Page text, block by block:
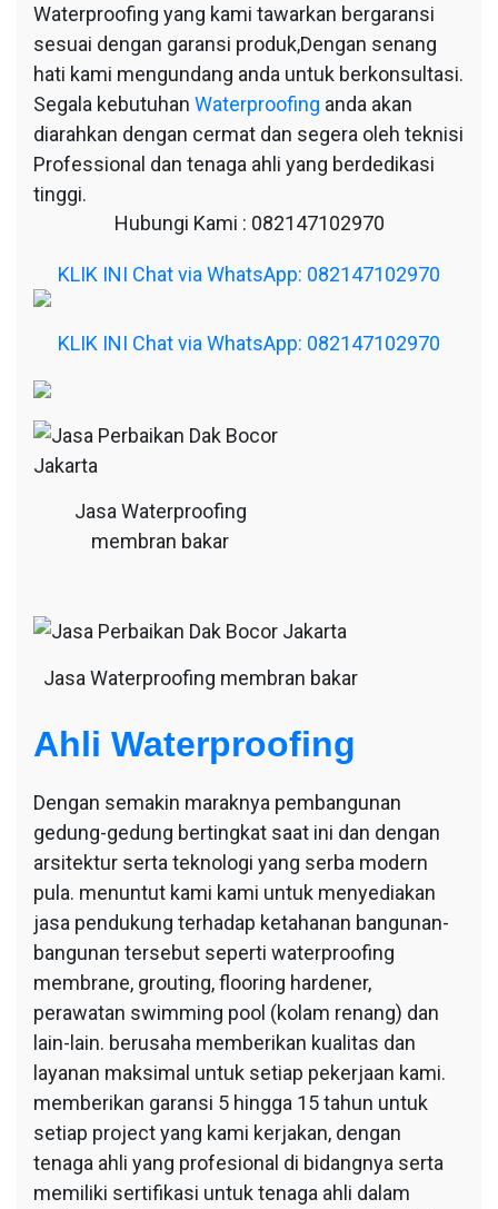
Waterproofing yang kami tawarkan bergaransi
sesuai dengan garansi produk,Dengan senang
hati kami mengundang anda untuk berkonsultasi.
Segala kebutuhan Waterproofing anda akan
diarahkan dengan cermat dan segera oleh teknisi
Professional dan tenaga ahli yang berdedikasi
tinggi.
Hubungi Kami : 082147102970
KLIK INI Chat via WhatsApp: 082147102970
KLIK INI Chat via WhatsApp: 082147102970
Jasa Waterproofing
membran bakar
Jasa Waterproofing membran bakar
Ahli Waterproofing
Dengan semakin maraknya pembangunan
gedung-gedung bertingkat saat ini dan dengan
arsitektur serta teknologi yang serba modern
pula. menuntut kami kami untuk menyediakan
jasa pendukung terhadap ketahanan bangunan-
bangunan tersebut seperti waterproofing
membrane, grouting, flooring hardener,
perawatan swimming pool (kolam renang) dan
lain-lain. berusaha memberikan kualitas dan
layanan maksimal untuk setiap pekerjaan kami.
memberikan garansi 5 hingga 15 tahun untuk
setiap project yang kami kerjakan, dengan
tenaga ahli yang profesional di bidangnya serta
memiliki sertifikasi untuk tenaga ahli dalam